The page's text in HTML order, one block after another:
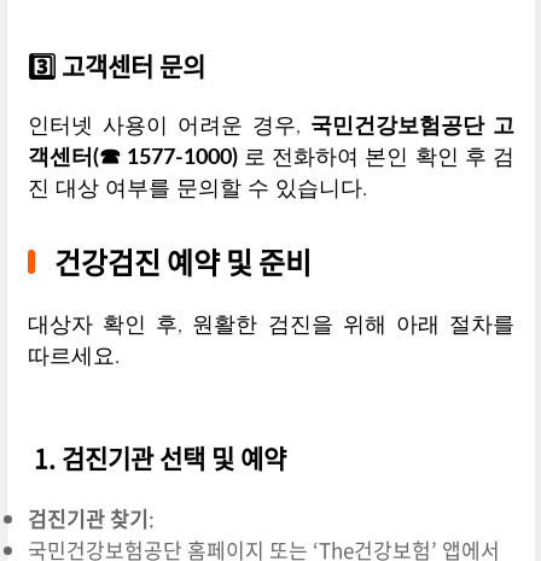
3️⃣ 고객센터 문의
인터넷 사용이 어려운 경우, 국민건강보험공단 고
객센터(☎ 1577-1000)로 전화하여 본인 확인 후 검
진 대상 여부를 문의할 수 있습니다.
건강검진 예약 및 준비
대상자 확인 후, 원활한 검진을 위해 아래 절차를
따르세요.
1. 검진기관 선택 및 예약
검진기관 찾기:
국민건강보험공단 홈페이지 또는 ‘The건강보험’ 앱에서